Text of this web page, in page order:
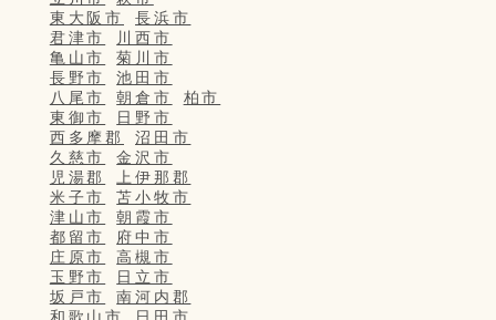
東大阪市
長浜市
君津市
川西市
亀山市
菊川市
長野市
池田市
八尾市
朝倉市
柏市
東御市
日野市
西多摩郡
沼田市
久慈市
金沢市
児湯郡
上伊那郡
米子市
苫小牧市
津山市
朝霞市
都留市
府中市
庄原市
高槻市
玉野市
日立市
坂戸市
南河内郡